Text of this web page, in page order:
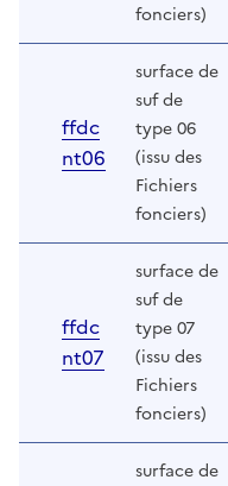
fonciers)
ffdc
nt06
surface de
suf de
type 06
(issu des
Fichiers
fonciers)
ffdc
nt07
surface de
suf de
type 07
(issu des
Fichiers
fonciers)
surface de